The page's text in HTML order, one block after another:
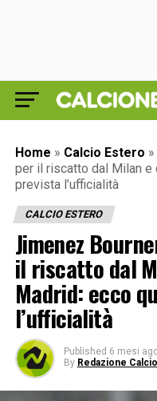
Home » Calcio Estero »
per il riscatto dal Milan e
prevista l’ufficialità
CALCIO ESTERO
Jimenez
il riscatto dal
Madrid: ecco
l’ufficialità
Published 6 mesi
By Redazione